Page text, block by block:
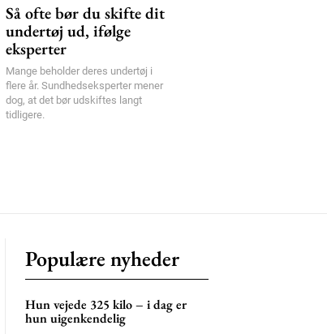
Så ofte bør du skifte dit
undertøj ud, ifølge
eksperter
Mange beholder deres undertøj i
flere år. Sundhedseksperter mener
dog, at det bør udskiftes langt
tidligere.
Populære nyheder
Hun vejede 325 kilo – i dag er
hun uigenkendelig